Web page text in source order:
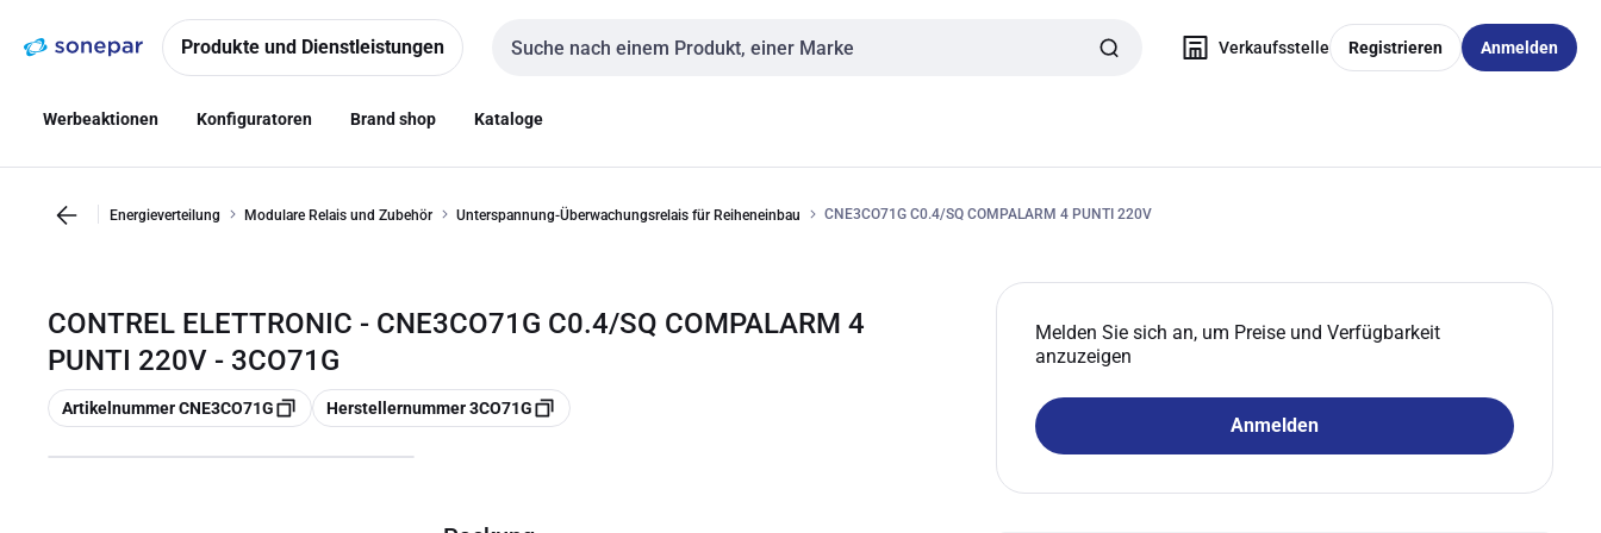
NavigationInhalt
Produkte und Dienstleistungen
Sucheingabe
Verkaufsstelle Registrieren Anmelden
Werbeaktionen Konfiguratoren Brand shop Kataloge
Energieverteilung Modulare Relais und Zubehör Unterspannung-Überwachungsrelais für Reiheneinbau CNE3CO71G C0.4/SQ COMPALARM 4 PUNTI 220V
CONTREL ELETTRONIC - CNE3CO71G C0.4/SQ COMPALARM 4
PUNTI 220V - 3CO71G
Kopieren
Artikelnummer CNE3CO71G Kopieren
Herstellernummer 3CO71G
Melden Sie sich an, um Preise und Verfügbarkeit
anzuzeigen
Anmelden